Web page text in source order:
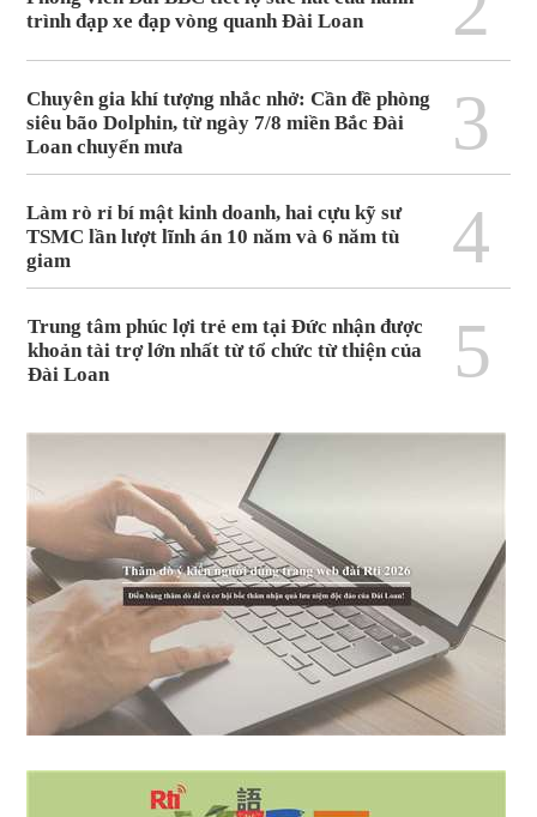
trình đạp xe đạp vòng quanh Đài Loan
Chuyên gia khí tượng nhắc nhở: Cần đề phòng
siêu bão Dolphin, từ ngày 7/8 miền Bắc Đài
Loan chuyển mưa
3
Làm rò rỉ bí mật kinh doanh, hai cựu kỹ sư
TSMC lần lượt lĩnh án 10 năm và 6 năm tù
giam
4
Trung tâm phúc lợi trẻ em tại Đức nhận được
khoản tài trợ lớn nhất từ tổ chức từ thiện của
Đài Loan
5